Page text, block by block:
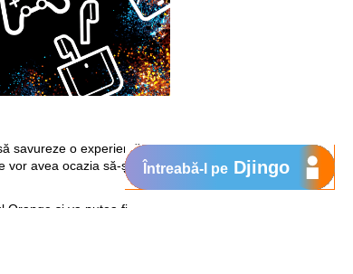
savureze o experiență
vor avea ocazia să-și pună
Orange și va putea fi
Întreabă-l pe Djingo